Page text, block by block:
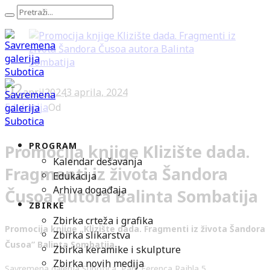
PROGRAM
Kalendar dešavanja
Edukacija
Arhiva događaja
ZBIRKE
Zbirka crteža i grafika
Zbirka slikarstva
Zbirka keramike i skulpture
Zbirka novih medija
02april20243 aprila, 2024
EdukacijaOd
0
Promocija knjige Klizište dada.
Fragmenti iz života Šandora
Čusoa autora Balinta Sombatija
Promocija knjige „Klizište dada. Fragmenti iz života Šandora
Čusoa” Balinta Sombatija